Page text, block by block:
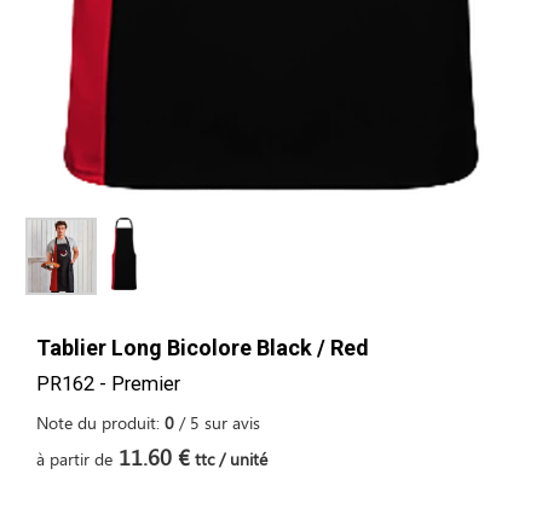
Tablier Long Bicolore Black / Red
PR162 - Premier
Note du produit: 0 / 5 sur avis
à partir de 11.60 € ttc / unité